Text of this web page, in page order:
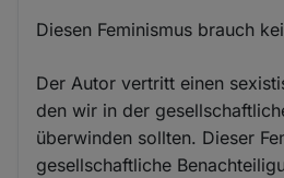
Diesen Feminismus brauch
Der Autor vertritt einen
den wir in der
überwinden sollten. Dieser
gesellschaftliche